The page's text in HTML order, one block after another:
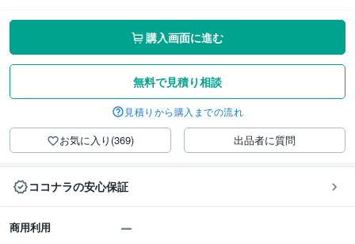
購入画面に進む
無料で見積り相談
見積りから購入までの流れ
お気に入り(369) 出品者に質問
ココナラの安心保証
商用利用